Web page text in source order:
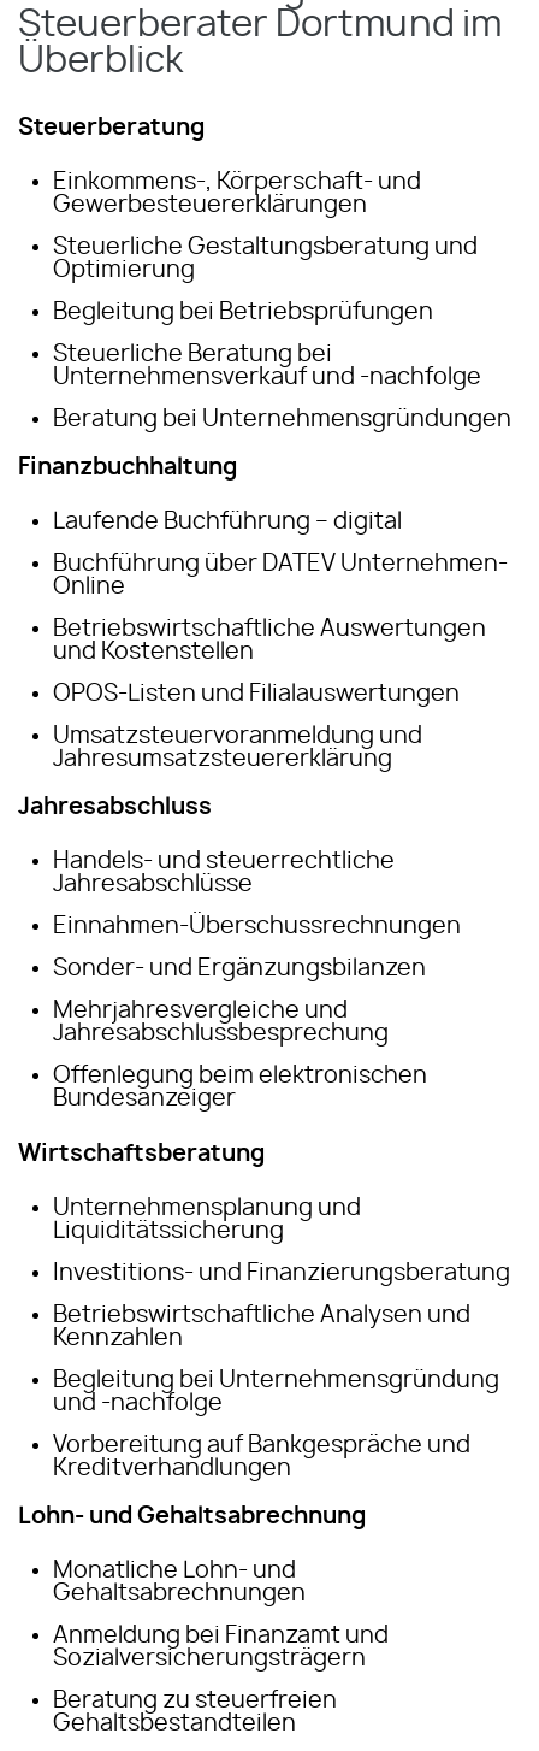
Steuerberater Dortmund im
Überblick
Steuerberatung
Einkommens-, Körperschaft- und
Gewerbesteuererklärungen
Steuerliche Gestaltungsberatung und
Optimierung
Begleitung bei Betriebsprüfungen
Steuerliche Beratung bei
Unternehmensverkauf und -nachfolge
Beratung bei Unternehmensgründungen
Finanzbuchhaltung
Laufende Buchführung – digital
Buchführung über DATEV Unternehmen-
Online
Betriebswirtschaftliche Auswertungen
und Kostenstellen
OPOS-Listen und Filialauswertungen
Umsatzsteuervoranmeldung und
Jahresumsatzsteuererklärung
Jahresabschluss
Handels- und steuerrechtliche
Jahresabschlüsse
Einnahmen-Überschussrechnungen
Sonder- und Ergänzungsbilanzen
Mehrjahresvergleiche und
Jahresabschlussbesprechung
Offenlegung beim elektronischen
Bundesanzeiger
Wirtschaftsberatung
Unternehmensplanung und
Liquiditätssicherung
Investitions- und Finanzierungsberatung
Betriebswirtschaftliche Analysen und
Kennzahlen
Begleitung bei Unternehmensgründung
und -nachfolge
Vorbereitung auf Bankgespräche und
Kreditverhandlungen
Lohn- und Gehaltsabrechnung
Monatliche Lohn- und
Gehaltsabrechnungen
Anmeldung bei Finanzamt und
Sozialversicherungsträgern
Beratung zu steuerfreien
Gehaltsbestandteilen